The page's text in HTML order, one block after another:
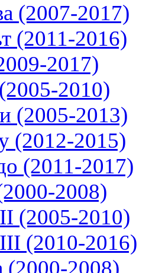
(2007-2017)
(2011-2016)
2017)
2010)
(2005-2013)
(2012-2015)
(2011-2017)
2008)
(2005-2010)
(2010-2016)